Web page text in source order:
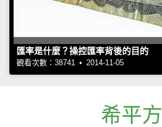
匯率是什麼？操控匯率背後的目的
觀看次數：38741 • 2014-11-05
希平方